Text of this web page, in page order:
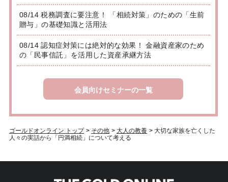
08/14 税務調査に要注意！ 「相続対策」のための「生前
贈与」の基礎知識と活用法
08/14 認知症対策には絶対的な効果！ 金融資産家のため
の「民事信託」を活用した資産承継方法
会員向けセミナーの一覧
ゴールドオンライン トップ > その他 > 大人の教養 > 大切な家族を亡くした
人々の実話から「円満相続」について考える